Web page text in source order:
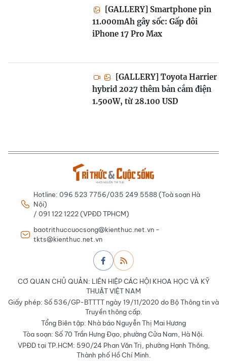
[GALLERY] Smartphone pin
11.000mAh gây sốc: Gấp đôi
iPhone 17 Pro Max
[GALLERY] Toyota Harrier
hybrid 2027 thêm bản cắm điện
1.500W, từ 28.100 USD
Hotline: 096 523 7756/035 249 5588 (Toà soạn Hà
Nội)
/ 091 122 1222 (VPĐD TPHCM)
baotrithuccuocsong@kienthuc.net.vn -
tkts@kienthuc.net.vn
CƠ QUAN CHỦ QUẢN: LIÊN HIỆP CÁC HỘI KHOA HỌC VÀ KỸ
THUẬT VIỆT NAM
Giấy phép: Số 536/GP-BTTTT ngày 19/11/2020 do Bộ Thông tin và
Truyền thông cấp.
Tổng Biên tập: Nhà báo Nguyễn Thị Mai Hương
Tòa soạn: Số 70 Trần Hưng Đạo, phường Cửa Nam, Hà Nội.
VPĐD tại TP.HCM: 590/24 Phan Văn Trị, phường Hạnh Thông,
Thành phố Hồ Chí Minh.